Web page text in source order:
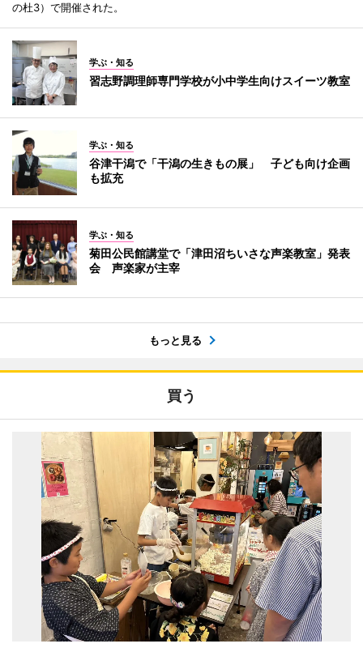
の杜3）で開催された。
学ぶ・知る
習志野調理師専門学校が小中学生向けスイーツ教室
学ぶ・知る
谷津干潟で「干潟の生きもの展」 子ども向け企画
も拡充
学ぶ・知る
菊田公民館講堂で「津田沼ちいさな声楽教室」発表
会 声楽家が主宰
もっと見る
買う